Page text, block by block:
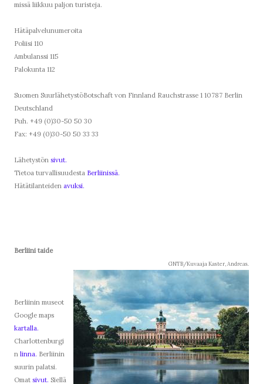
missä liikkuu paljon turisteja.
Hätäpalvelunumeroita
Poliisi 110
Ambulanssi 115
Palokunta 112
Suomen SuurlähetystöBotschaft von Finnland Rauchstrasse 1 10787 Berlin
Deutschland
Puh. +49 (0)30-50 50 30
Fax: +49 (0)30-50 50 33 33
Lähetystön sivut.
Tietoa turvallisuudesta Berliinissä.
Hätätilanteiden avuksi.
Berliini taide
GNTB/Kuvaaja Kaster, Andreas.
Berliinin museot
Google maps
kartalla.
Charlottenburgi
n linna. Berliinin
suurin palatsi.
Omat sivut. Siellä